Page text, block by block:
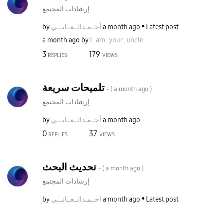
إرشادات المجتمع
by أحــمـدالــعــانـــي a month ago
Latest post
a month ago by I_am_your_uncle
3 REPLIES 179 VIEWS
تلميحات سريعة - ( a month ago )
إرشادات المجتمع
by أحــمـدالــعــانـــي a month ago
0 REPLIES 37 VIEWS
تحديث البحث - ( a month ago )
إرشادات المجتمع
by أحــمـدالــعــانـــي a month ago Latest post